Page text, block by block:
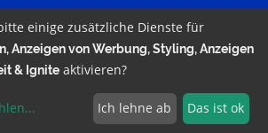
– Login
einige zusätzliche Dienste für
Anzeigen von Werbung, Styling, Anzeigen
& Ignite aktivieren?
... Ich lehne ab Das ist ok